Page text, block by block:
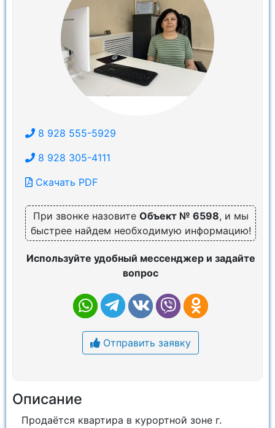
8 928 555-5929
8 928 305-4111
Скачать PDF
При звонке назовите Объект № 6598, и мы
быстрее найдем необходимую информацию!
Используйте удобный мессенджер и задайте
вопрос
Отправить заявку
Описание
Продаётся квартира в курортной зоне г.